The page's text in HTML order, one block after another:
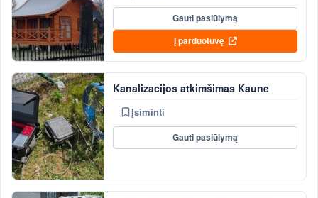
Gauti pasiūlymą
Į parduotuvę
Kanalizacijos atkimšimas Kaune
Įsiminti
Gauti pasiūlymą